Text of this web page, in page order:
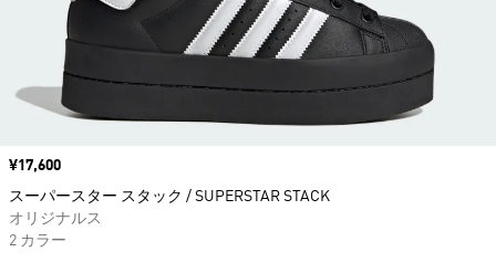
価格
¥17,600
スーパースター スタック / SUPERSTAR STACK
オリジナルス
2 カラー